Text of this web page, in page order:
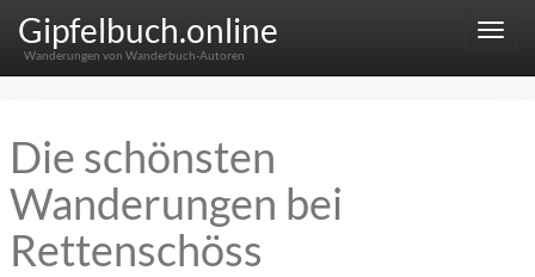
Menu
Gipfelbuch.online
Wanderungen von Wanderbuch-Autoren
Die schönsten
Wanderungen bei
Rettenschöss